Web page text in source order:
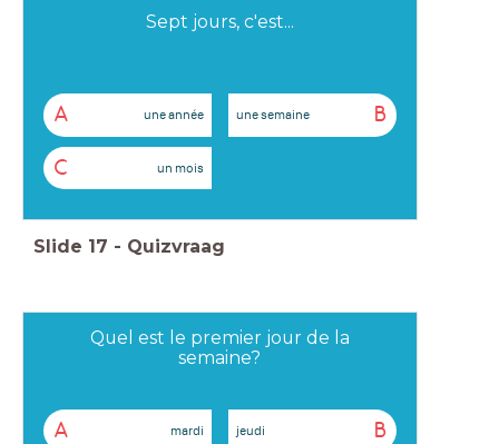
Sept jours, c'est...
A une année B
une semaine
C un mois
Slide 17 - Quizvraag
Quel est le premier jour de la
semaine?
A mardi B
jeudi